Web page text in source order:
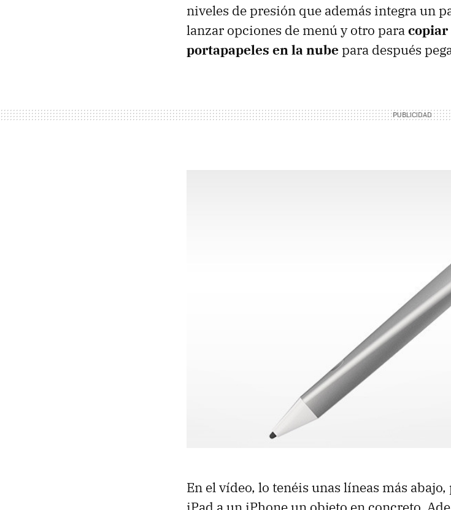
niveles de presión que además integra un
lanzar opciones de menú y otro paracopiar
portapapeles en la nube para después
En el vídeo, lo tenéis unas líneas más